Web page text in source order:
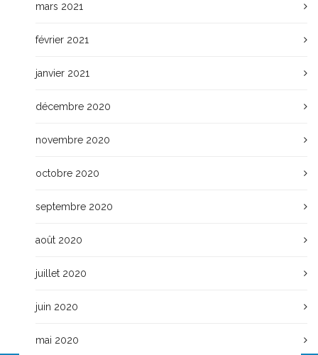
mars 2021
février 2021
janvier 2021
décembre 2020
novembre 2020
octobre 2020
septembre 2020
août 2020
juillet 2020
juin 2020
mai 2020